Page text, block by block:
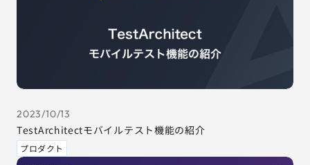
2023/10/13
TestArchitectモバイルテスト機能の紹介
プロダクト